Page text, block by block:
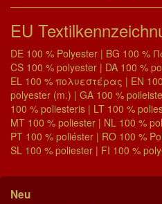
EU
DE 100 % Polyester | BG 100 %
CS 100 % polyester | DA 100 %
EL 100 % πολυεστέρας | EN
polyester (m.) | GA 100 %
100 % poliesteris | LT 100 %
MT 100 % poliester | NL 100 %
PT 100 % poliéster | RO 100 %
SL 100 % poliester | FI 100 %
Neu